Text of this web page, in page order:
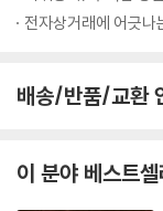
전자상거래에 어긋나
배송/반품/교환
이 분야 베스트셀